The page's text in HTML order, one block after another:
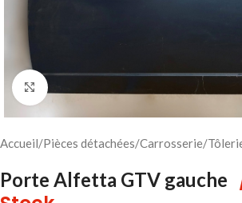
Cliquez pour agrandir
Accueil/Pièces détachées/Carrosserie/
Porte Alfetta GTV gauche